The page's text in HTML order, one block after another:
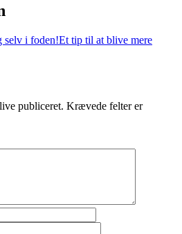
selv i foden!Et tip til at blive mere
publiceret. Krævede felter er